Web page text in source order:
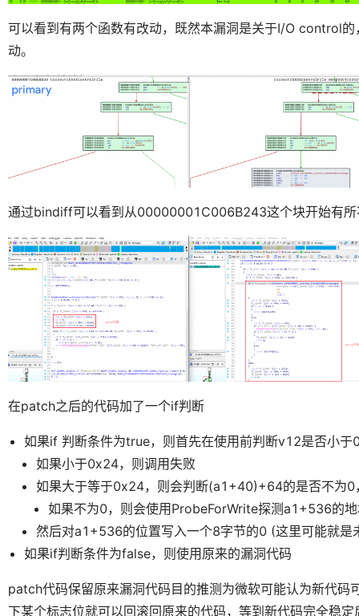
可以看到有两个函数有改动，既然本漏洞是关于I/O control
动。
通过bindiff可以看到从00000001C006B243这个块开始有所
在patch之后的代码加了一个if判断
如果if 判断条件为true，则首先在使用前判断v12是否小于
如果小于0x24，则调用失败
如果大于等于0x24，则会判断(a1+40)+64的是否不为
如果不为0，则会使用ProbeForWrite探测a1+536的
然后对a1+536的位置写入一个8字节的0 (这里可能就是
如果if判断条件为false，则使用原来的漏洞代码
patch代码保留原来漏洞代码目的推测为微软可能认为新代
下某个标志位就可以回滚回原来的代码，等到新代码完全稳